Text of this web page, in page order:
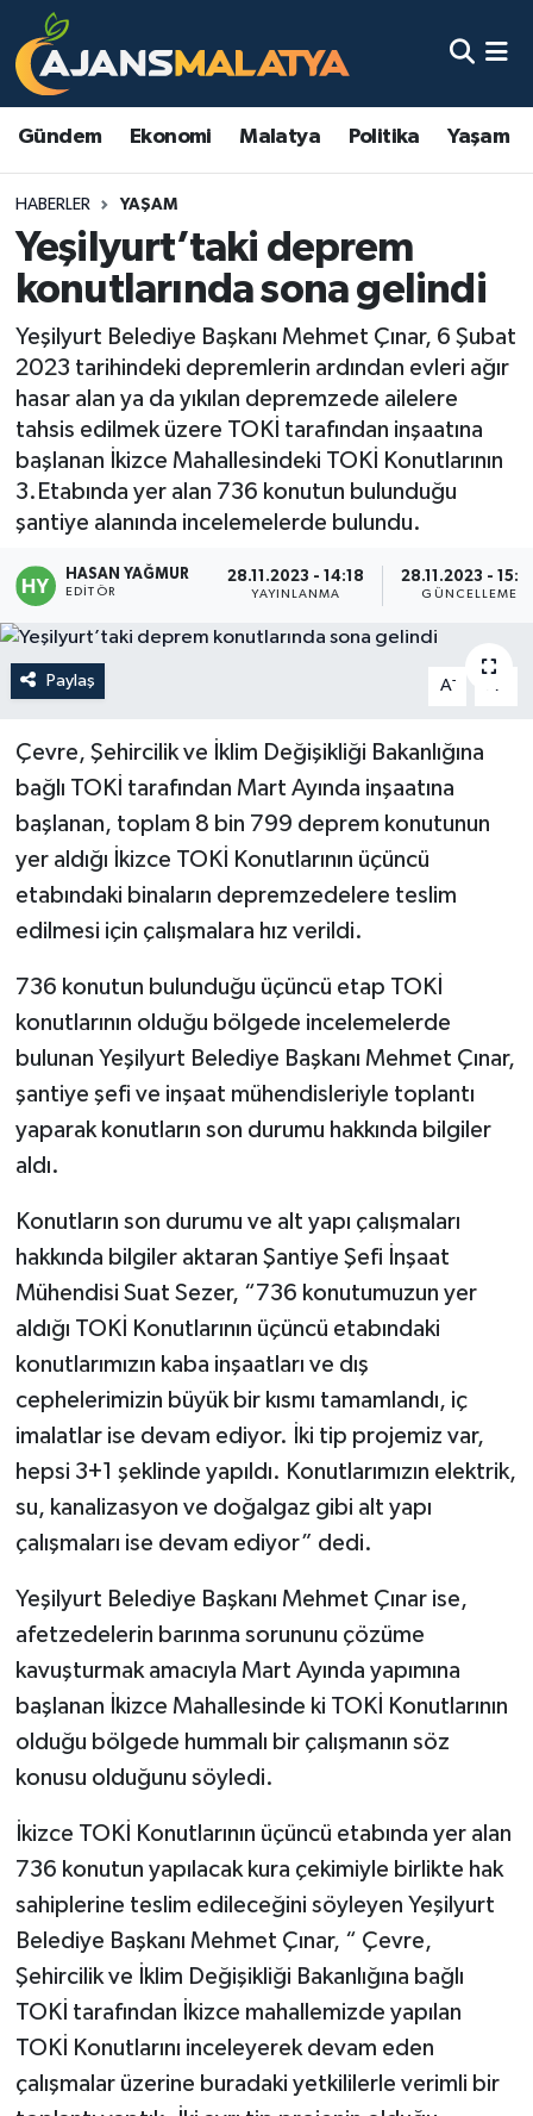
Gündem Ekonomi Malatya Politika Yaşam
HABERLER YAŞAM
Yeşilyurt’taki deprem
konutlarında sona gelindi
Yeşilyurt Belediye Başkanı Mehmet Çınar, 6 Şubat
2023 tarihindeki depremlerin ardından evleri ağır
hasar alan ya da yıkılan depremzede ailelere
tahsis edilmek üzere TOKİ tarafından inşaatına
başlanan İkizce Mahallesindeki TOKİ Konutlarının
3.Etabında yer alan 736 konutun bulunduğu
şantiye alanında incelemelerde bulundu.
HASAN YAĞMUR
EDITÖR
28.11.2023 - 14:18
YAYINLANMA
28.11.2023 -
GÜNCELLEME
Paylaş A- A
Çevre, Şehircilik ve İklim Değişikliği Bakanlığına
bağlı TOKİ tarafından Mart Ayında inşaatına
başlanan, toplam 8 bin 799 deprem konutunun
yer aldığı İkizce TOKİ Konutlarının üçüncü
etabındaki binaların depremzedelere teslim
edilmesi için çalışmalara hız verildi.
736 konutun bulunduğu üçüncü etap TOKİ
konutlarının olduğu bölgede incelemelerde
bulunan Yeşilyurt Belediye Başkanı Mehmet Çınar,
şantiye şefi ve inşaat mühendisleriyle toplantı
yaparak konutların son durumu hakkında bilgiler
aldı.
Konutların son durumu ve alt yapı çalışmaları
hakkında bilgiler aktaran Şantiye Şefi İnşaat
Mühendisi Suat Sezer, “736 konutumuzun yer
aldığı TOKİ Konutlarının üçüncü etabındaki
konutlarımızın kaba inşaatları ve dış
cephelerimizin büyük bir kısmı tamamlandı, iç
imalatlar ise devam ediyor. İki tip projemiz var,
hepsi 3+1 şeklinde yapıldı. Konutlarımızın elektrik,
su, kanalizasyon ve doğalgaz gibi alt yapı
çalışmaları ise devam ediyor” dedi.
Yeşilyurt Belediye Başkanı Mehmet Çınar ise,
afetzedelerin barınma sorununu çözüme
kavuşturmak amacıyla Mart Ayında yapımına
başlanan İkizce Mahallesinde ki TOKİ Konutlarının
olduğu bölgede hummalı bir çalışmanın söz
konusu olduğunu söyledi.
İkizce TOKİ Konutlarının üçüncü etabında yer alan
736 konutun yapılacak kura çekimiyle birlikte hak
sahiplerine teslim edileceğini söyleyen Yeşilyurt
Belediye Başkanı Mehmet Çınar, “ Çevre,
Şehircilik ve İklim Değişikliği Bakanlığına bağlı
TOKİ tarafından İkizce mahallemizde yapılan
TOKİ Konutlarını inceleyerek devam eden
çalışmalar üzerine buradaki yetkililerle verimli bir
Asayiş
Eğitim
Ekonomi
Gündem
Kadın
Kültür & Sanat
Magazin
Politika
Sağlık
Spor
Teknoloji
Yaşam
Malatya Nöbetçi Eczaneler
Malatya Namaz Vakitleri
Malatya Trafik Yoğunluk Haritası
TFF 3.Lig 2.Grup Puan Durumu ve Fikstür
Tüm Manşetler
Son Dakika Haberleri
Haber Arşivi